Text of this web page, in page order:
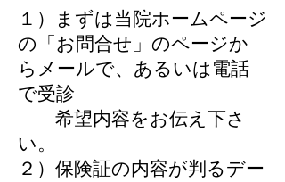
​１）まずは当院ホームページ
の「お問合せ」のページか
らメールで、あるいは電話
で受診
希望内容をお伝え下さ
い。
２）保険証の内容が判るデー